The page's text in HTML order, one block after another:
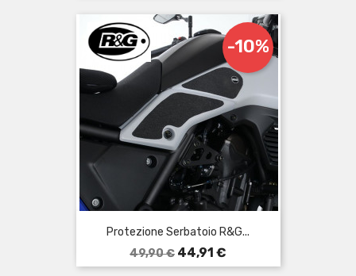
Protezione Serbatoio R&G...
Prezzo
base
49,90 €
-10%
Prezzo
44,91 €